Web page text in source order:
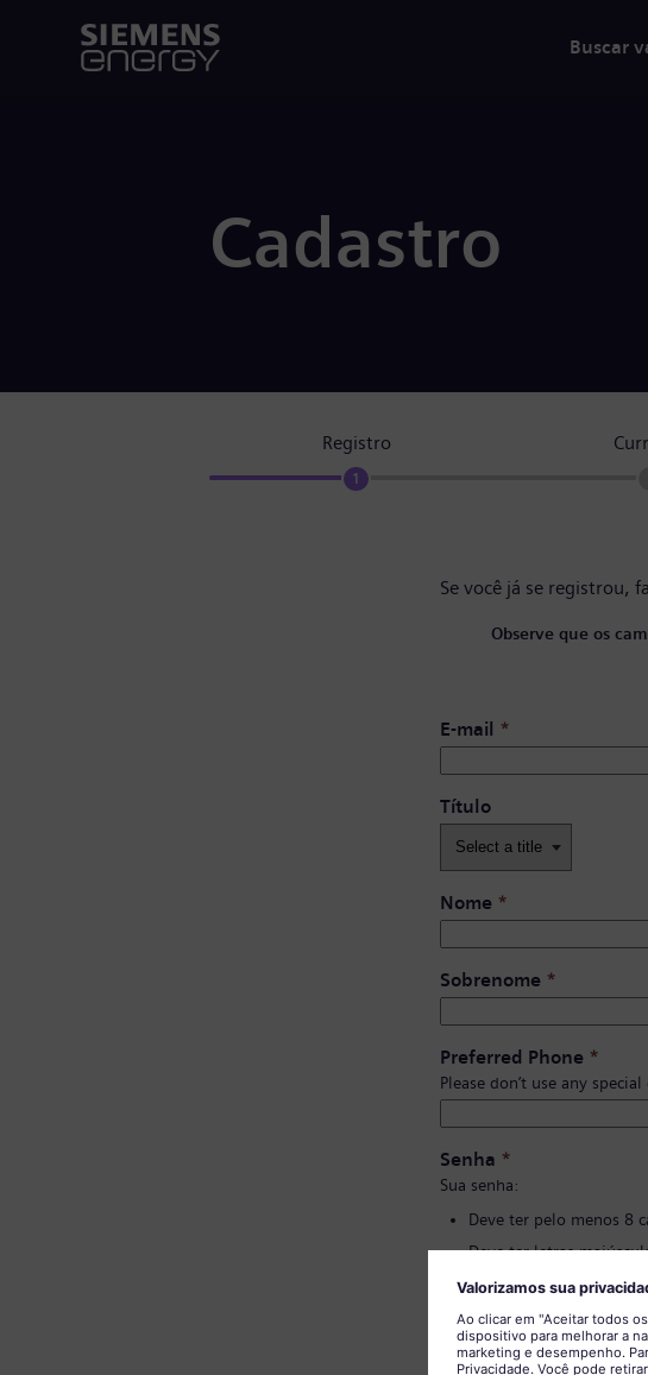
Buscar
Cadastro
Registro
1
Se você já se registrou,
Observe que os
E-mail *
Título
Nome *
Sobrenome *
Preferred Phone *
Please don’t use any
Senha *
Sua senha:
Deve ter pelo menos 8
Deve ter letras
Não deve ter nenhuma
Não deve conter